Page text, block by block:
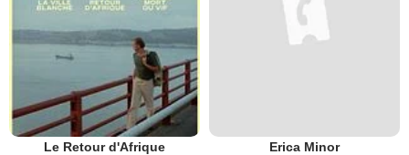
Le Retour d'Afrique Erica Minor